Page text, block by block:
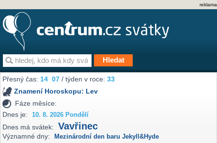
reklama
Přesný čas:14 07 / týden v roce:33
Znamení Horoskopu: Lev
Fáze měsíce:
Dnes je:
10. 8. 2026 Pondělí
Dnes má svátek: Vavřinec
Významné dny: Mezinárodní den baru Jekyll&Hyde